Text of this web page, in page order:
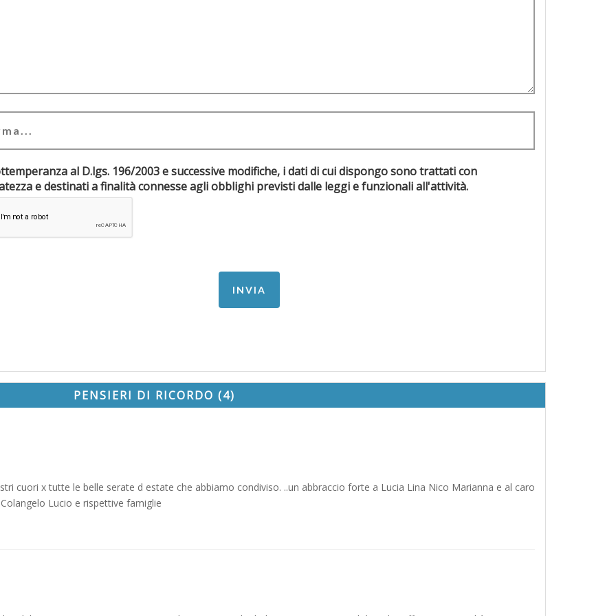
al D.lgs. 196/2003 e successive modifiche, i dati di cui dispongo sono trattati con
riservatezza e destinati a finalità connesse agli obblighi previsti dalle leggi e funzionali all'attività.
PENSIERI DI RICORDO (4)
cuori x tutte le belle serate d estate che abbiamo condiviso. ..un abbraccio forte a Lucia Lina Nico Marianna e al caro
Lucio e rispettive famiglie